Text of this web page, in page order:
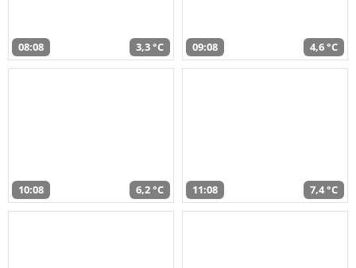
08:08 3,3 °C 09:08 4,6 °C
10:08 6,2 °C 11:08 7,4 °C